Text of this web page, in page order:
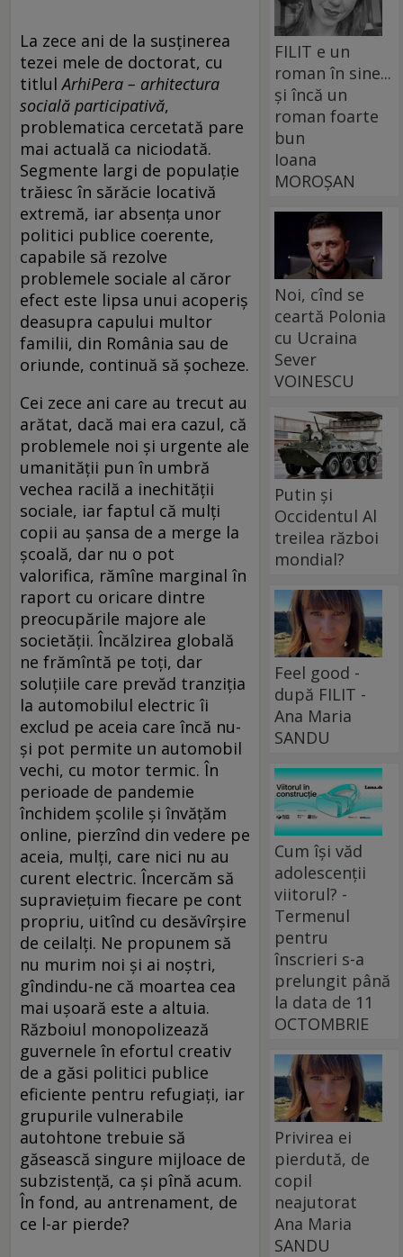
La zece ani de la susținerea
tezei mele de doctorat, cu
titlulArhiPera – arhitectura
socială participativă,
problematica cercetată pare
mai actuală ca niciodată.
Segmente largi de populație
trăiesc în sărăcie locativă
extremă, iar absența unor
politici publice coerente,
capabile să rezolve
problemele sociale al căror
efect este lipsa unui acoperiș
deasupra capului multor
familii, din România sau de
oriunde, continuă să șocheze.
Cei zece ani care au trecut au
arătat, dacă mai era cazul, că
problemele noi și urgente ale
umanității pun în umbră
vechea racilă a inechității
sociale, iar faptul că mulți
copii au șansa de a merge la
școală, dar nu o pot
valorifica, rămîne marginal în
raport cu oricare dintre
preocupările majore ale
societății. Încălzirea globală
ne frămîntă pe toți, dar
soluțiile care prevăd tranziția
la automobilul electric îi
exclud pe aceia care încă nu-
și pot permite un automobil
vechi, cu motor termic. În
perioade de pandemie
închidem școlile și învățăm
online, pierzînd din vedere pe
aceia, mulți, care nici nu au
curent electric. Încercăm să
supraviețuim fiecare pe cont
propriu, uitînd cu desăvîrșire
de ceilalți. Ne propunem să
nu murim noi și ai noștri,
gîndindu-ne că moartea cea
mai ușoară este a altuia.
Războiul monopolizează
guvernele în efortul creativ
de a găsi politici publice
eficiente pentru refugiați, iar
grupurile vulnerabile
autohtone trebuie să
găsească singure mijloace de
subzistență, ca și pînă acum.
În fond, au antrenament, de
ce l-ar pierde?
FILIT e un
roman în sine...
și încă un
roman foarte
bun
Ioana
MOROȘAN
Noi, cînd se
ceartă Polonia
cu Ucraina
Sever
VOINESCU
Putin și
Occidentul Al
treilea război
mondial?
Feel good -
după FILIT -
Ana Maria
SANDU
Cum își văd
adolescenții
viitorul? -
Termenul
pentru
înscrieri s-a
prelungit până
la data de 11
OCTOMBRIE
Privirea ei
pierdută, de
copil
neajutorat
Ana Maria
SANDU